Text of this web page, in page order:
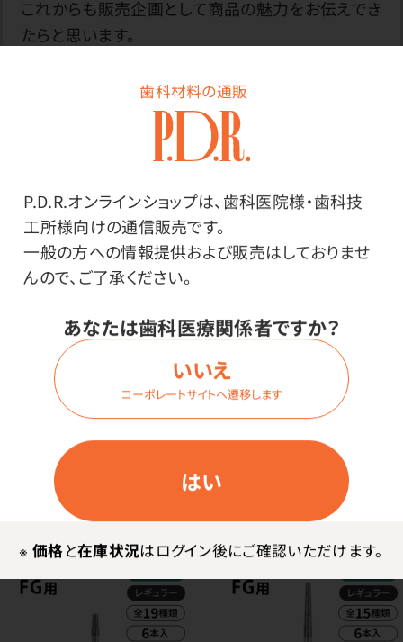
歯科材料の通販
P.D.R.オンラインショップは、歯科医院様・歯科技
工所様向けの通信販売です。
一般の方への情報提供および販売はしておりませ
んので、ご了承ください。
あなたは歯科医療関係者ですか？
はい
いいえ
コーポレートサイトへ遷移します
※ 価格と在庫状況はログイン後にご確認いただけます。
工場は撮影NGだったので写真がありませんが、工
場のあるドイツの田舎町はかわいい町並みでした。
これからも販売企画として商品の魅力をお伝えでき
たらと思います。